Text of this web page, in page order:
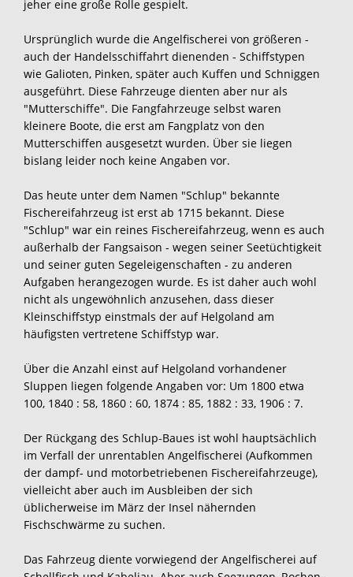
jeher eine große Rolle gespielt.
Ursprünglich wurde die Angelfischerei von größeren -
auch der Handelsschiffahrt dienenden - Schiffstypen
wie Galioten, Pinken, später auch Kuffen und Schniggen
ausgeführt. Diese Fahrzeuge dienten aber nur als
"Mutterschiffe". Die Fangfahrzeuge selbst waren
kleinere Boote, die erst am Fangplatz von den
Mutterschiffen ausgesetzt wurden. Über sie liegen
bislang leider noch keine Angaben vor.
Das heute unter dem Namen "Schlup" bekannte
Fischereifahrzeug ist erst ab 1715 bekannt. Diese
"Schlup" war ein reines Fischereifahrzeug, wenn es auch
außerhalb der Fangsaison - wegen seiner Seetüchtigkeit
und seiner guten Segeleigenschaften - zu anderen
Aufgaben herangezogen wurde. Es ist daher auch wohl
nicht als ungewöhnlich anzusehen, dass dieser
Kleinschiffstyp einstmals der auf Helgoland am
häufigsten vertretene Schiffstyp war.
Über die Anzahl einst auf Helgoland vorhandener
Sluppen liegen folgende Angaben vor: Um 1800 etwa
100, 1840 : 58, 1860 : 60, 1874 : 85, 1882 : 33, 1906 : 7.
Der Rückgang des Schlup-Baues ist wohl hauptsächlich
im Verfall der unrentablen Angelfischerei (Aufkommen
der dampf- und motorbetriebenen Fischereifahrzeuge),
vielleicht aber auch im Ausbleiben der sich
üblicherweise im März der Insel nähernden
Fischschwärme zu suchen.
Das Fahrzeug diente vorwiegend der Angelfischerei auf